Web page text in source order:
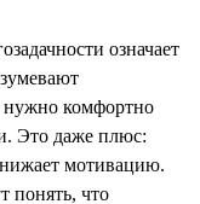
означает
нужно комфортно
Это даже плюс:
мотивацию.
понять, что